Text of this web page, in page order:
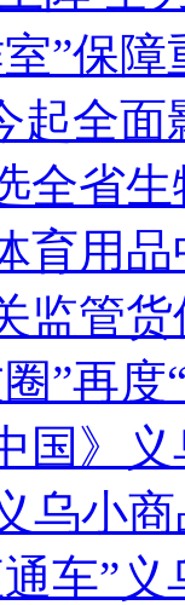
”保
起全面
全省
育用
监管
”再度
国》
乌小
车”